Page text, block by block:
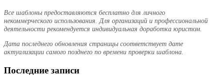
Все шаблоны предоставляются бесплатно для личного
некоммерческого использования. Для организаций и профессиональной
деятельности рекомендуется индивидуальная доработка юристом.
Дата последнего обновления страницы соответствует дате
актуализации самого позднего по времени проверки шаблона.
Последние записи